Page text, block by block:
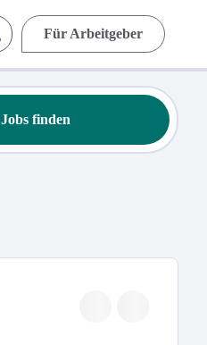
Für Arbeitgeber
Jobs finden